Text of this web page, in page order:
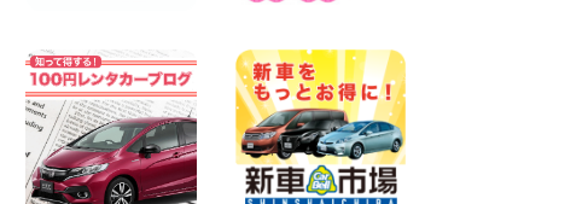
100円レンタカー 寝屋川太間東町
2026年08月04日
人気のスペイドワゴン ライト
ブルーで登場です! 東京都 羽
田空港店
100円レンタカー 羽田空港
2026年08月04日